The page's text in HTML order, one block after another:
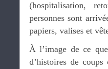
(hospitalisation,
personnes sont
papiers, valises et
À l’image de ce
d’histoires de